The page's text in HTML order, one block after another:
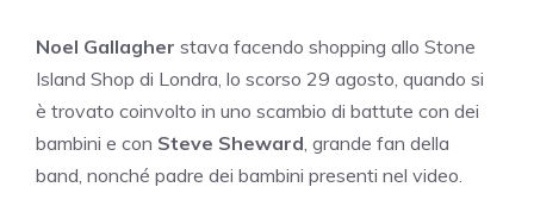
Noel Gallagher stava facendo shopping allo Stone
Island Shop di Londra, lo scorso 29 agosto, quando si
è trovato coinvolto in uno scambio di battute con dei
bambini e con Steve Sheward, grande fan della
band, nonché padre dei bambini presenti nel video.